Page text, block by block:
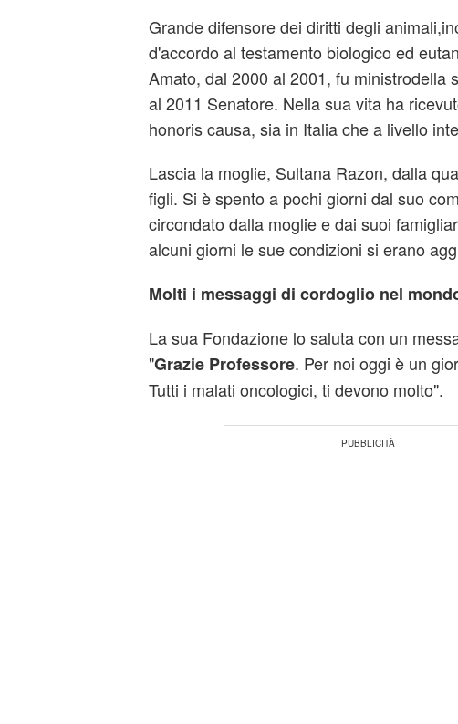
Grande difensore dei diritti degli
d'accordo al testamento biologico ed
Amato, dal 2000 al 2001, fu ministrodella
al 2011 Senatore. Nella sua vita ha
honoris causa, sia in Italia che a livello
Lascia la moglie, Sultana Razon, dalla
figli. Si è spento a pochi giorni dal suo
circondato dalla moglie e dai suoi
alcuni giorni le sue condizioni si erano
Molti i messaggi di cordoglio nel
La sua Fondazione lo saluta con un
"Grazie Professore. Per noi oggi è un
Tutti i malati oncologici, ti devono molto".